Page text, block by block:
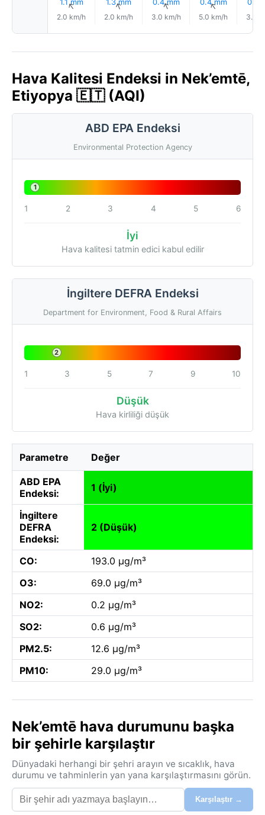
1.1 mm
↑
2.0 km/h
1.3 mm
↑
2.0 km/h
0.4 mm
↑
3.0 km/h
0.4 mm
↑
5.0 km/h
0.5
3.0
Hava Kalitesi Endeksi in Nek’emtē,
Etiyopya 🇪🇹 (AQI)
ABD EPA Endeksi
Environmental Protection Agency
1
1 2 3 4 5 6
İyi
Hava kalitesi tatmin edici kabul edilir
İngiltere DEFRA Endeksi
Department for Environment, Food & Rural Affairs
2
1 3 5 7 9 10
Düşük
Hava kirliliği düşük
Parametre Değer
ABD EPA
Endeksi:
1 (İyi)
İngiltere
DEFRA
Endeksi:
2 (Düşük)
CO:
193.0 µg/m³
O3:
69.0 µg/m³
NO2:
0.2 µg/m³
SO2:
0.6 µg/m³
PM2.5:
12.6 µg/m³
PM10:
29.0 µg/m³
Nek’emtē hava durumunu başka
bir şehirle karşılaştır
Dünyadaki herhangi bir şehri arayın ve sıcaklık, hava
durumu ve tahminlerin yan yana karşılaştırmasını görün.
Karşılaştır →